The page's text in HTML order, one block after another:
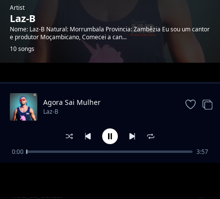
Artist
Laz-B
Nome: Laz-B Natural: Morrumbala Provincia: Zambêzia Eu sou um cantor
e produtor Moçambicano, Comecei a can...
10 songs
Trending
Vou_te_cuidar
Agora Sai Mulher
Laz-B
0:00 3:57